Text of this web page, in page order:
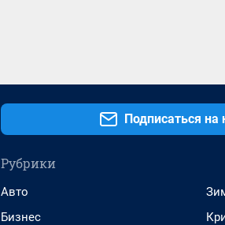
Подписаться на
Рубрики
Авто
Бизнес